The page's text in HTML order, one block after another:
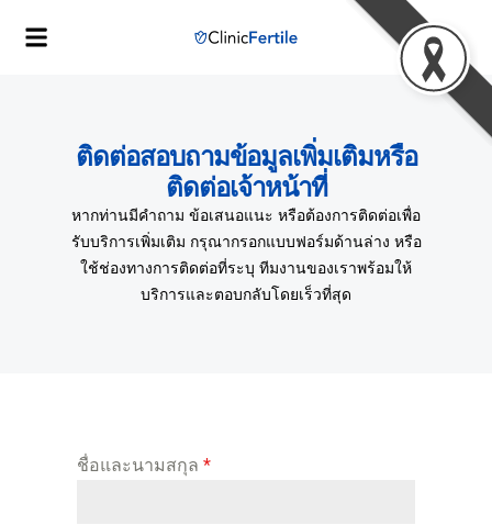
ติดต่อสอบถามข้อมูลเพิ่มเติมหรือ
ติดต่อเจ้าหน้าที่
หากท่านมีคำถาม ข้อเสนอแนะ หรือต้องการติดต่อเพื่อ
รับบริการเพิ่มเติม กรุณากรอกแบบฟอร์มด้านล่าง หรือ
ใช้ช่องทางการติดต่อที่ระบุ ทีมงานของเราพร้อมให้
บริการและตอบกลับโดยเร็วที่สุด
ชื่อและนามสกุล *